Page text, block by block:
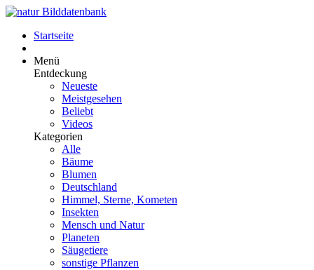
Startseite
Menü
Entdeckung
Neueste
Meistgesehen
Beliebt
Videos
Kategorien
Alle
Bäume
Blumen
Deutschland
Himmel, Sterne, Kometen
Insekten
Mensch und Natur
Planeten
Säugetiere
sonstige Pflanzen